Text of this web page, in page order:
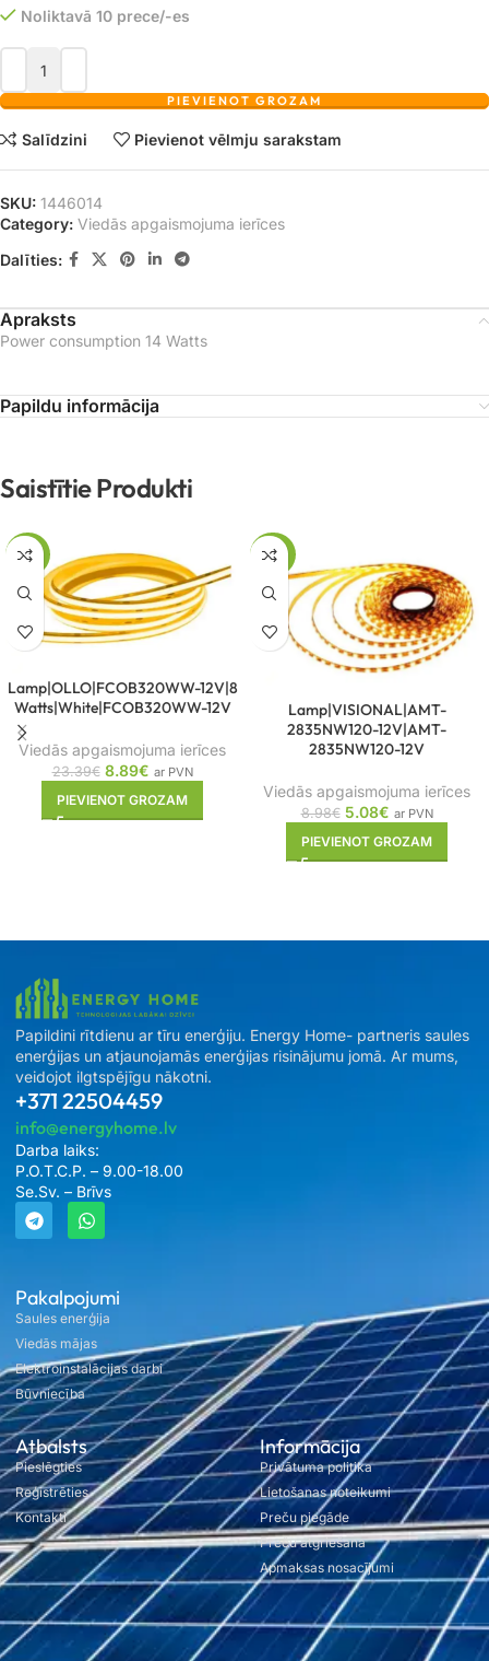
Noliktavā 10 prece/-es
PIEVIENOT GROZAM
Salīdzini Pievienot vēlmju sarakstam
SKU: 1446014
Category: Viedās apgaismojuma ierīces
Dalīties:
Apraksts
Power consumption 14 Watts
Papildu informācija
Saistītie Produkti
-62%
Lamp|OLLO|FCOB320WW-12V|8
Watts|White|FCOB320WW-12V
Viedās apgaismojuma ierīces
23.39€ 8.89€ ar PVN
PIEVIENOT GROZAM
-43%
Lamp|VISIONAL|AMT-
2835NW120-12V|AMT-
2835NW120-12V
Viedās apgaismojuma ierīces
8.98€ 5.08€ ar PVN
PIEVIENOT GROZAM
Pakalpojumi
Saules enerģija
Viedās mājas
Elektroinstalācijas darbi
Būvniecība
Atbalsts
Pieslēgties
Reģistrēties
Kontakti
Informācija
Privātuma politika
Lietošanas noteikumi
Preču piegāde
Preču atgriešana
Apmaksas nosacījumi
Papildini rītdienu ar tīru enerģiju. Energy Home- partneris saules
enerģijas un atjaunojamās enerģijas risinājumu jomā. Ar mums,
veidojot ilgtspējīgu nākotni.
+371 22504459
info@energyhome.lv
Darba laiks:
P.O.T.C.P. – 9.00-18.00
Se.Sv. – Brīvs